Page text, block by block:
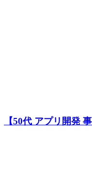
【50代 アプリ開発